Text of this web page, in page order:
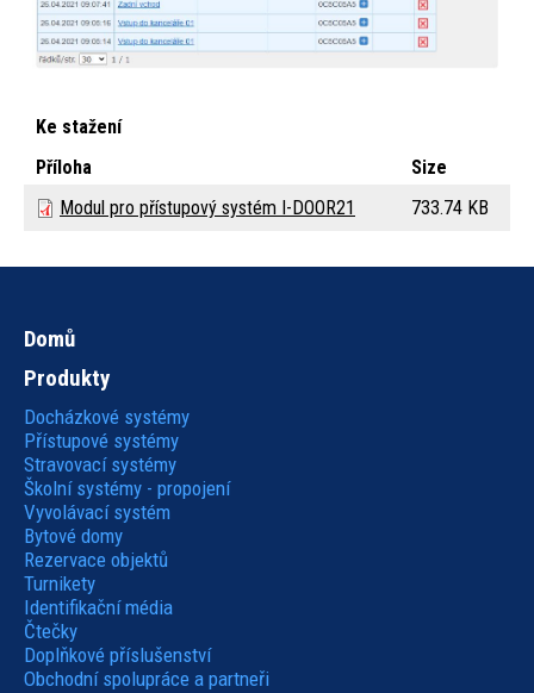
Ke stažení
Příloha
Size
Modul pro přístupový systém I-DOOR21
733.74 KB
Hlavní
navigace
Domů
Produkty
Docházkové systémy
Přístupové systémy
Stravovací systémy
Školní systémy - propojení
Vyvolávací systém
Bytové domy
Rezervace objektů
Turnikety
Identifikační média
Čtečky
Doplňkové příslušenství
Obchodní spolupráce a partneři